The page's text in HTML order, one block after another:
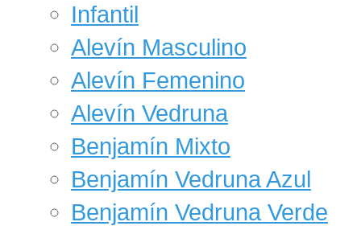
Infantil
Alevín Masculino
Alevín Femenino
Alevín Vedruna
Benjamín Mixto
Benjamín Vedruna Azul
Benjamín Vedruna Verde